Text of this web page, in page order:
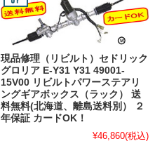
現品修理（リビルト）セドリック
グロリア E-Y31 Y31 49001-
15V00 リビルトパワーステアリ
ングギアボックス（ラック） 送
料無料(北海道、離島送料別） ２
年保証 カードOK！
¥46,860(税込)